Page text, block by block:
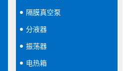
隔膜真空泵
分液器
振荡器
电热箱